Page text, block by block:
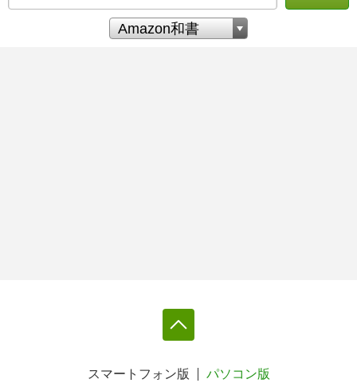
スマートフォン版 パソコン版